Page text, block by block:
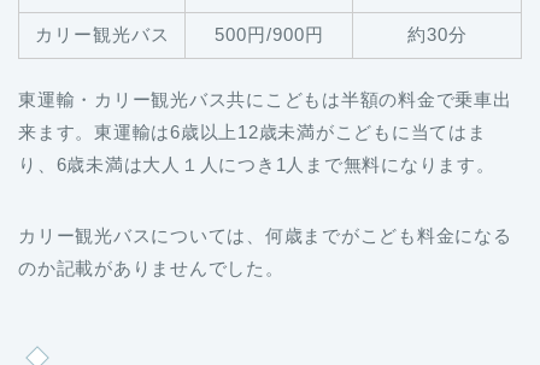
カリー観光バス 500円/900円 約30分
東運輸・カリー観光バス共にこどもは半額の料金で乗車出
来ます。東運輸は6歳以上12歳未満がこどもに当てはま
り、6歳未満は大人１人につき1人まで無料になります。
カリー観光バスについては、何歳までがこども料金になる
のか記載がありませんでした。